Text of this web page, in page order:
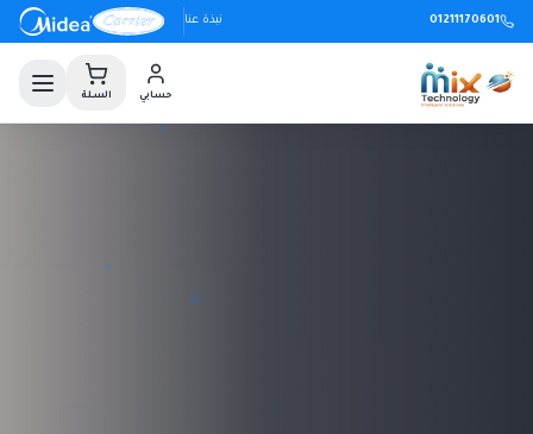
01211170601 نبذة عنا
حسابي السلة